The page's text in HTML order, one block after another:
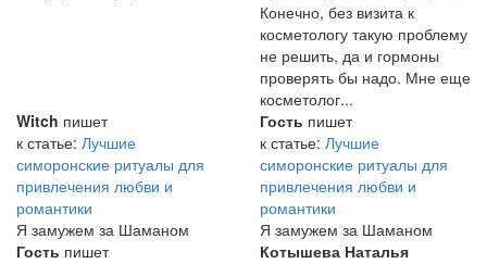
Конечно, без визита к
косметологу такую проблему
не решить, да и гормоны
проверять бы надо. Мне еще
косметолог...
Witch пишет
к статье: Лучшие
симоронские ритуалы для
привлечения любви и
романтики
Я замужем за Шаманом
Гость пишет
к статье: Лучшие
симоронские ритуалы для
привлечения любви и
романтики
Я замужем за Шаманом
Гость пишет
Котышева Наталья